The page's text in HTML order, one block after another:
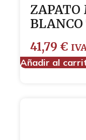
ZAPATO
BLANCO
41,79 €
Añadir al